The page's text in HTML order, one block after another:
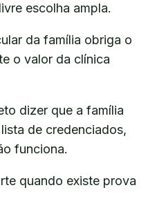
escolha ampla.
da família obriga o
o valor da clínica
dizer que a família
de credenciados,
funciona.
quando existe prova